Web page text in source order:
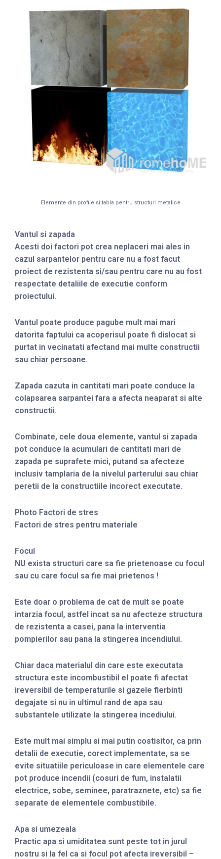
Elemente din profile si tabla pentru structuri metalice
Vantul si zapada
Acesti doi factori pot crea neplaceri mai ales in
cazul sarpantelor pentru care nu a fost facut
proiect de rezistenta si/sau pentru care nu au fost
respectate detaliile de executie conform
proiectului.
Vantul poate produce pagube mult mai mari
datorita faptului ca acoperisul poate fi dislocat si
purtat in vecinatati afectand mai multe constructii
sau chiar persoane.
Zapada cazuta in cantitati mari poate conduce la
colapsarea sarpantei fara a afecta neaparat si alte
constructii.
Combinate, cele doua elemente, vantul si zapada
pot conduce la acumulari de cantitati mari de
zapada pe suprafete mici, putand sa afecteze
inclusiv tamplaria de la nivelul parterului sau chiar
peretii de la constructiile incorect executate.
Photo Factori de stres
Factori de stres pentru materiale
Focul
NU exista structuri care sa fie prietenoase cu focul
sau cu care focul sa fie mai prietenos !
Este doar o problema de cat de mult se poate
intarzia focul, astfel incat sa nu afecteze structura
de rezistenta a casei, pana la interventia
pompierilor sau pana la stingerea incendiului.
Chiar daca materialul din care este executata
structura este incombustibil el poate fi afectat
ireversibil de temperaturile si gazele fierbinti
degajate si nu in ultimul rand de apa sau
substantele utilizate la stingerea incediului.
Este mult mai simplu si mai putin costisitor, ca prin
detalii de executie, corect implementate, sa se
evite situatiile periculoase in care elementele care
pot produce incendii (cosuri de fum, instalatii
electrice, sobe, seminee, paratraznete, etc) sa fie
separate de elementele combustibile.
Apa si umezeala
Practic apa si umiditatea sunt peste tot in jurul
nostru si la fel ca si focul pot afecta ireversibil –